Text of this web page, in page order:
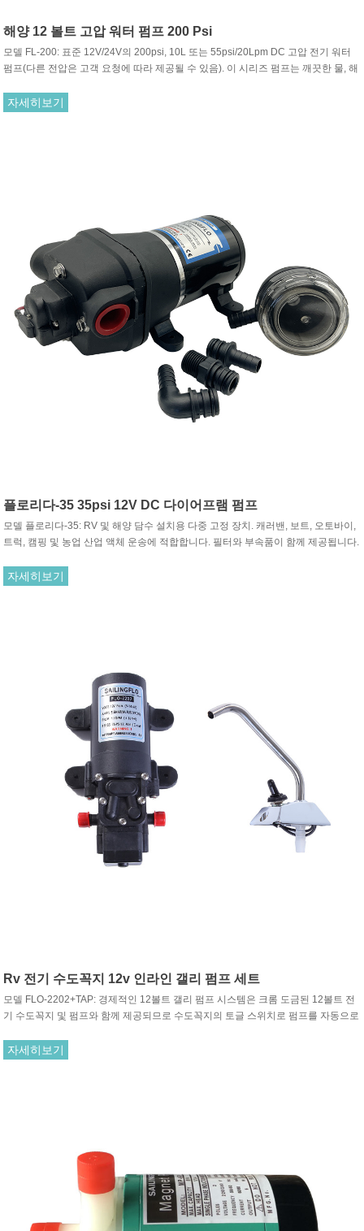
해양 12 볼트 고압 워터 펌프 200 Psi
모델 FL-200: 표준 12V/24V의 200psi, 10L 또는 55psi/20Lpm DC 고압 전기 워터
펌프(다른 전압은 고객 요청에 따라 제공될 수 있음). 이 시리즈 펌프는 깨끗한 물, 해
자세히보기
플로리다-35 35psi 12V DC 다이어프램 펌프
모델 플로리다-35: RV 및 해양 담수 설치용 다중 고정 장치. 캐러밴, 보트, 오토바이,
트럭, 캠핑 및 농업 산업 액체 운송에 적합합니다. 필터와 부속품이 함께 제공됩니다.
자세히보기
Rv 전기 수도꼭지 12v 인라인 갤리 펌프 세트
모델 FLO-2202+TAP: 경제적인 12볼트 갤리 펌프 시스템은 크롬 도금된 12볼트 전
기 수도꼭지 및 펌프와 함께 제공되므로 수도꼭지의 토글 스위치로 펌프를 자동으로
러밴/RV 등의 거의 모든 곳에 설치할 수 있습니다. 물 공급 위 최대 1.5m입니다. 5미
자세히보기